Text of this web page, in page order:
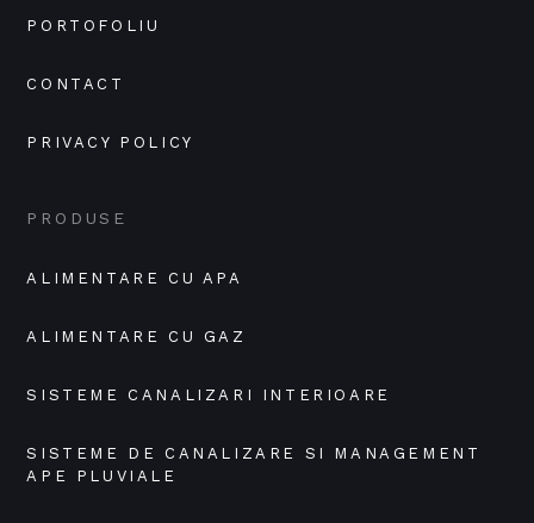
PORTOFOLIU
CONTACT
PRIVACY POLICY
PRODUSE
ALIMENTARE CU APA
ALIMENTARE CU GAZ
SISTEME CANALIZARI INTERIOARE
SISTEME DE CANALIZARE SI MANAGEMENT
APE PLUVIALE